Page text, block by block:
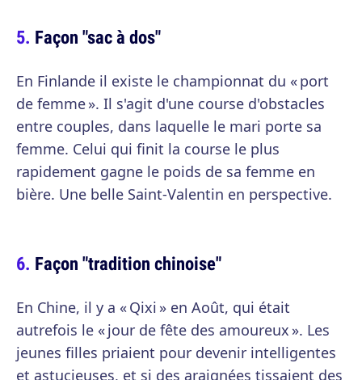
Façon "sac à dos"
En Finlande il existe le championnat du « port
de femme ». Il s'agit d'une course d'obstacles
entre couples, dans laquelle le mari porte sa
femme. Celui qui finit la course le plus
rapidement gagne le poids de sa femme en
bière. Une belle Saint-Valentin en perspective.
Façon "tradition chinoise"
En Chine, il y a « Qixi » en Août, qui était
autrefois le « jour de fête des amoureux ». Les
jeunes filles priaient pour devenir intelligentes
et astucieuses, et si des araignées tissaient des